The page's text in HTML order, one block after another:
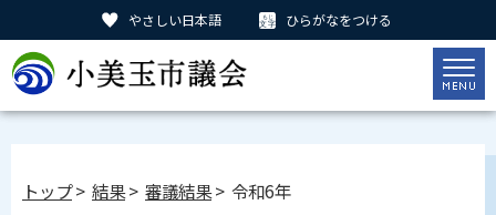
やさしい日本語 ひらがなをつける
トップ> 結果> 審議結果> 令和6年